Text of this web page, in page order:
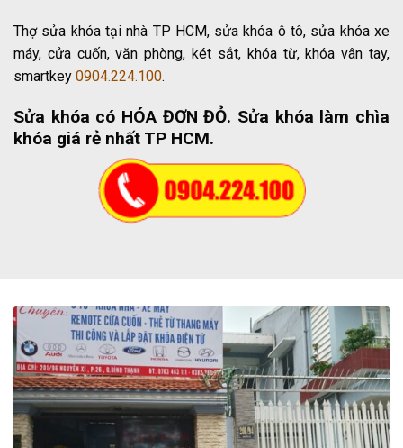
Thợ sửa khóa tại nhà TP HCM, sửa khóa ô tô, sửa khóa xe
máy, cửa cuốn, văn phòng, két sắt, khóa từ, khóa vân tay,
smartkey 0904.224.100.
Sửa khóa có HÓA ĐƠN ĐỎ. Sửa khóa làm chìa
khóa giá rẻ nhất TP HCM.